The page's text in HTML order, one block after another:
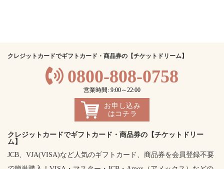
クレジットカードでギフトカード・商品券の【チケットドリーム】
0800-808-0758
営業時間: 9:00～22:00
お申し込み
はコチラ
クレジットカードでギフトカード・商品券の【チケットドリー
ム】
JCB、VJA(VISA)など人気のギフトカード、商品券を会員登録不要